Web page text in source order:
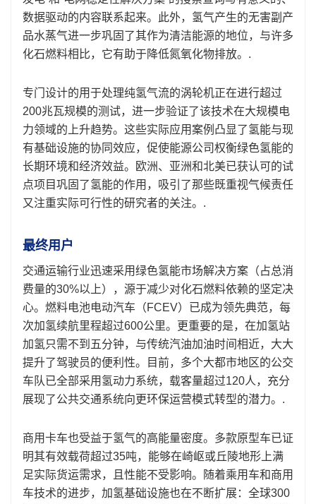
数据驱动的内容联系起来。此外，氢气产生的无害副产
品水蒸气进一步巩固了其作为清洁能源的地位，与许多
化石燃料相比，它有助于降低氮氧化物排放。.
专门设计的用于处理纯氢气流的涡轮机正在进行超过
200兆瓦规模的测试，进一步验证了该技术在大规模电
力领域的上升趋势。这些实际应用案例凸显了氢能与现
有基础设施的协同效应，促使能源公司权衡绿色氢能的
长期环境和经济效益。欧洲、亚洲和北美已获认可的试
点项目巩固了氢能的作用，吸引了那些既重视气候责任
又注重实际可行性的研究者的关注。.
最终用户
交通运输行业迅速采用绿色氢能市场解决方案（占总消
费量的30%以上），源于减少对化石燃料依赖的坚定决
心。燃料电池电动汽车（FCEV）已成为领先典范，每
次加氢续航里程超过600公里。更重要的是，在加氢站
加氢只需不到五分钟，与传统汽油加油时间相近，大大
提升了驾驶员的便利性。目前，多个大都市地区的公交
车队已全部采用氢动力系统，载客量超过120人，充分
展现了公共交通系统向更环保运营模式转型的潜力。.
商用卡车也受益于氢气的高能量密度。多款原型车已证
明其有效载荷超过35吨，能够在崎岖或丘陵地形上满
足实际货运需求，且性能不受影响。随着乘用车和商用
车技术的进步，加氢基础设施也在不断扩展：全球300